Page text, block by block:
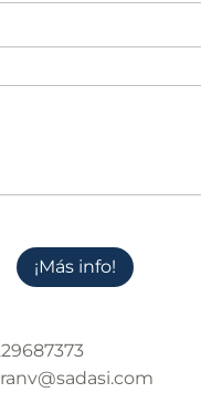
¡Más info!
29687373